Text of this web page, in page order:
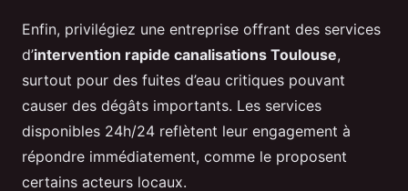
Enfin, privilégiez une entreprise offrant des services
d’intervention rapide canalisations Toulouse,
surtout pour des fuites d’eau critiques pouvant
causer des dégâts importants. Les services
disponibles 24h/24 reflètent leur engagement à
répondre immédiatement, comme le proposent
certains acteurs locaux.